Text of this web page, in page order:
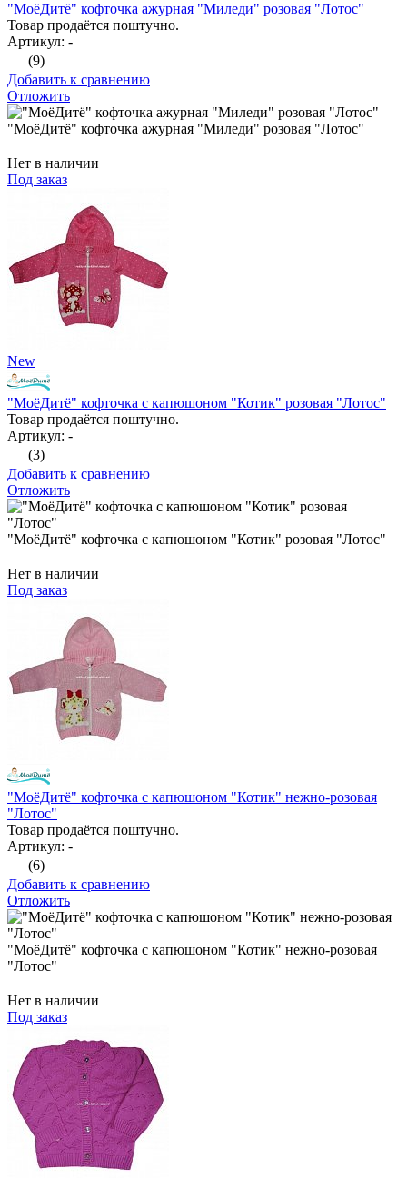
"МоёДитё" кофточка ажурная "Миледи" розовая "Лотос"
Товар продаётся поштучно.
Артикул: -
(9)
Добавить к сравнению
Отложить
"МоёДитё" кофточка ажурная "Миледи" розовая "Лотос"
Нет в наличии
Под заказ
New
"МоёДитё" кофточка с капюшоном "Котик" розовая "Лотос"
Товар продаётся поштучно.
Артикул: -
(3)
Добавить к сравнению
Отложить
"МоёДитё" кофточка с капюшоном "Котик" розовая "Лотос"
Нет в наличии
Под заказ
"МоёДитё" кофточка с капюшоном "Котик" нежно-розовая
"Лотос"
Товар продаётся поштучно.
Артикул: -
(6)
Добавить к сравнению
Отложить
"МоёДитё" кофточка с капюшоном "Котик" нежно-розовая
"Лотос"
Нет в наличии
Под заказ